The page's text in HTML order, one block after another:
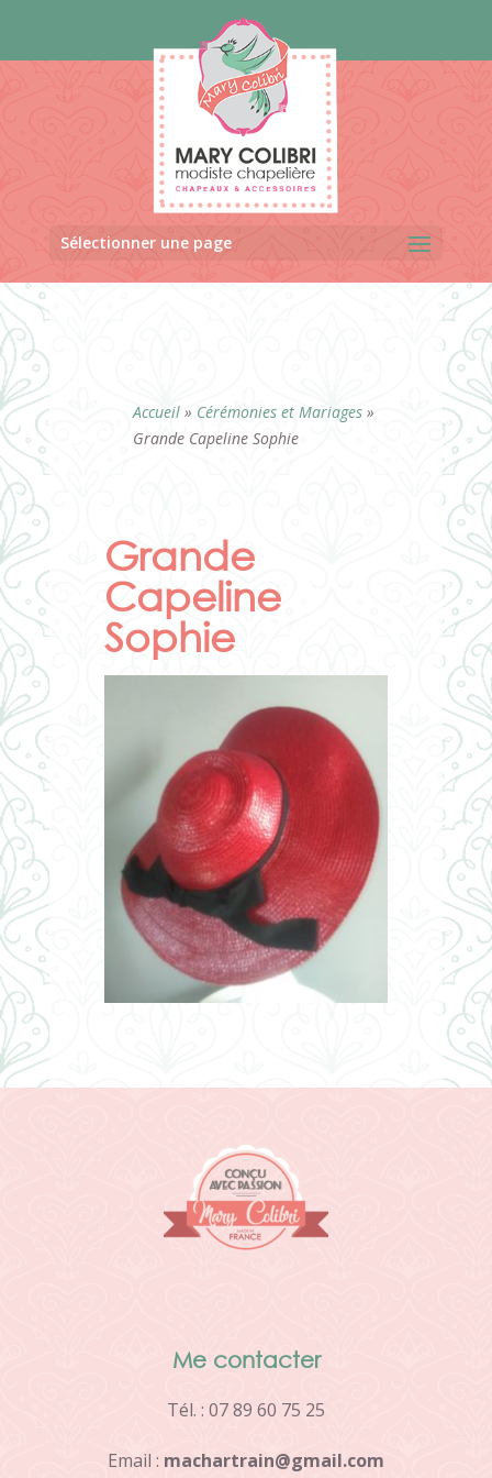
Sélectionner une page
Accueil» Cérémonies et Mariages»
Grande Capeline Sophie
Grande
Capeline
Sophie
Me contacter
Tél. : 07 89 60 75 25
Email : machartrain@gmail.com